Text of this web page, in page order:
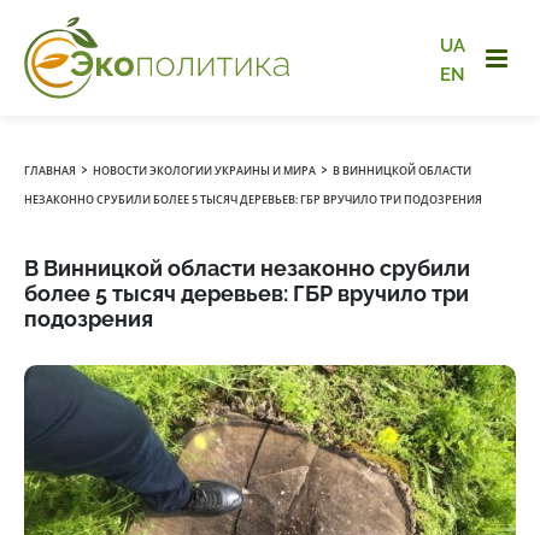
UA
EN
ГЛАВНАЯ › НОВОСТИ ЭКОЛОГИИ УКРАИНЫ И МИРА › В ВИННИЦКОЙ ОБЛАСТИ
НЕЗАКОННО СРУБИЛИ БОЛЕЕ 5 ТЫСЯЧ ДЕРЕВЬЕВ: ГБР ВРУЧИЛО ТРИ ПОДОЗРЕНИЯ
В Винницкой области незаконно срубили
более 5 тысяч деревьев: ГБР вручило три
подозрения